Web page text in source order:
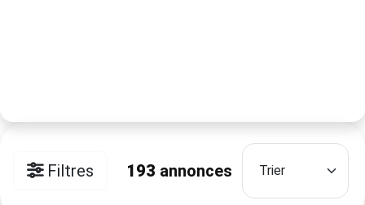
Filtres 193 annonces